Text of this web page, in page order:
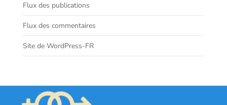
Flux des publications
Flux des commentaires
Site de WordPress-FR